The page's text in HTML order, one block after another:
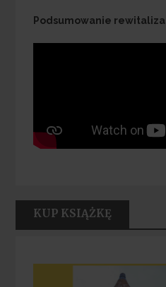
Podsumowanie
KUP KSIĄŻKĘ